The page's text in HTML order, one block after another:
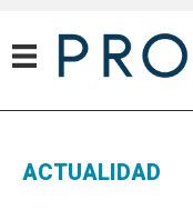
ACTUALIDAD